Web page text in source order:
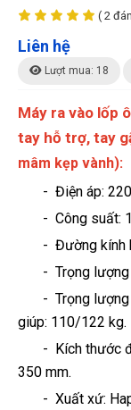
( 2
Liên hệ
Lượt mua: 18
Máy ra vào lốp
tay hỗ trợ, tay
mâm kẹp vành):
- Điện áp:
- Công suất:
- Đường kính
- Trọng lượng
- Trọng lượng
giúp: 110/122 kg.
- Kích thước
350 mm.
- Xuất xứ: